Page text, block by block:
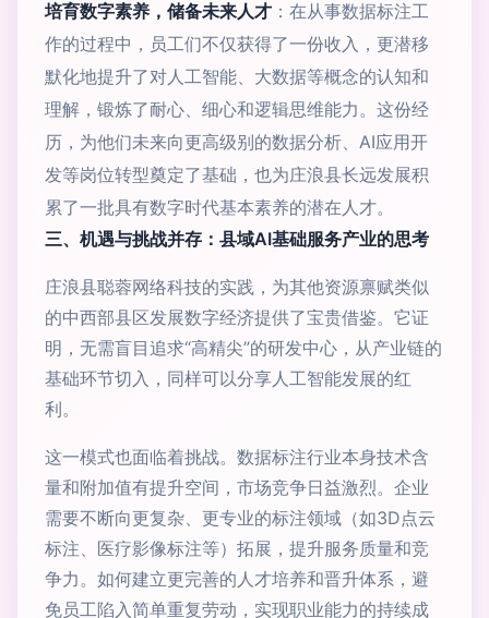
培育数字素养，储备未来人才 ：在从事数据标注工
作的过程中，员工们不仅获得了一份收入，更潜移
默化地提升了对人工智能、大数据等概念的认知和
理解，锻炼了耐心、细心和逻辑思维能力。这份经
历，为他们未来向更高级别的数据分析、AI应用开
发等岗位转型奠定了基础，也为庄浪县长远发展积
累了一批具有数字时代基本素养的潜在人才。
三、机遇与挑战并存：县域AI基础服务产业的思考
庄浪县聪蓉网络科技的实践，为其他资源禀赋类似
的中西部县区发展数字经济提供了宝贵借鉴。它证
明，无需盲目追求“高精尖”的研发中心，从产业链的
基础环节切入，同样可以分享人工智能发展的红
利。
这一模式也面临着挑战。数据标注行业本身技术含
量和附加值有提升空间，市场竞争日益激烈。企业
需要不断向更复杂、更专业的标注领域（如3D点云
标注、医疗影像标注等）拓展，提升服务质量和竞
争力。如何建立更完善的人才培养和晋升体系，避
免员工陷入简单重复劳动，实现职业能力的持续成